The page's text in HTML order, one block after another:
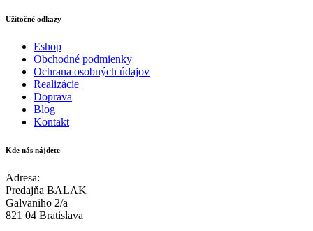
Užitočné odkazy
Eshop
Obchodné podmienky
Ochrana osobných údajov
Realizácie
Doprava
Blog
Kontakt
Kde nás nájdete
Adresa:
Predajňa BALAK
Galvaniho 2/a
821 04 Bratislava